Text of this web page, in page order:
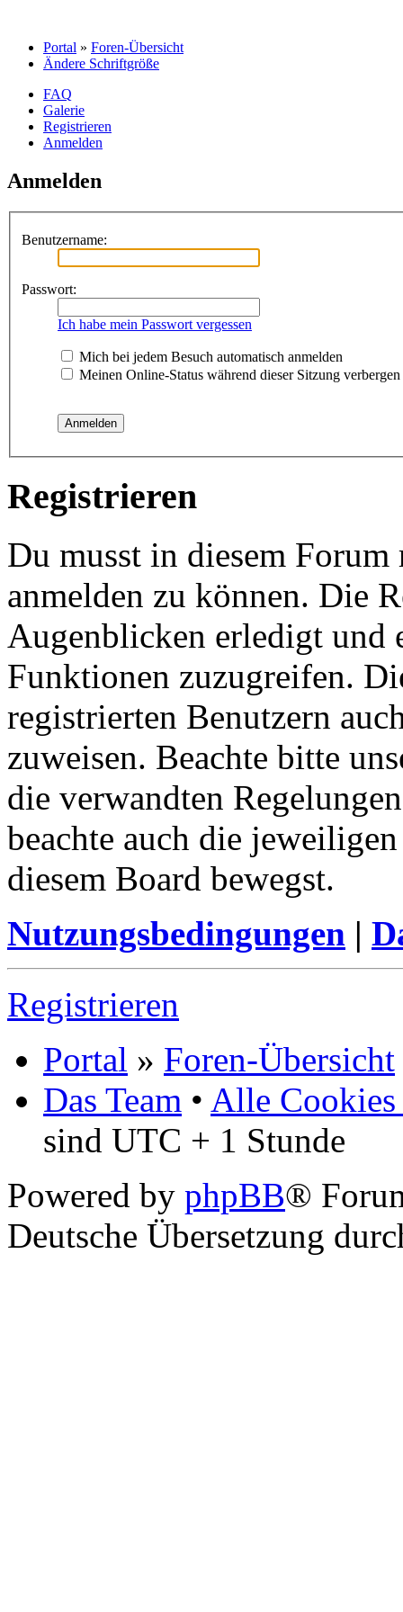
Portal » Foren-Übersicht
Ändere Schriftgröße
FAQ
Galerie
Registrieren
Anmelden
Anmelden
Benutzername:
Passwort:
Ich habe mein Passwort vergessen
Mich bei jedem Besuch automatisch anmelden
Meinen Online-Status während dieser Sitzung verbergen
Registrieren
Du musst in diesem
anmelden zu können. Die
Augenblicken erledigt und
Funktionen zuzugreifen.
registrierten Benutzern
zuweisen. Beachte bitte
die verwandten
beachte auch die
diesem Board bewegst.
Nutzungsbedingungen |
Registrieren
Portal » Foren-Übersicht
Das Team • Alle Cookies
sind UTC + 1 Stunde
Powered by phpBB®
Deutsche Übersetzung